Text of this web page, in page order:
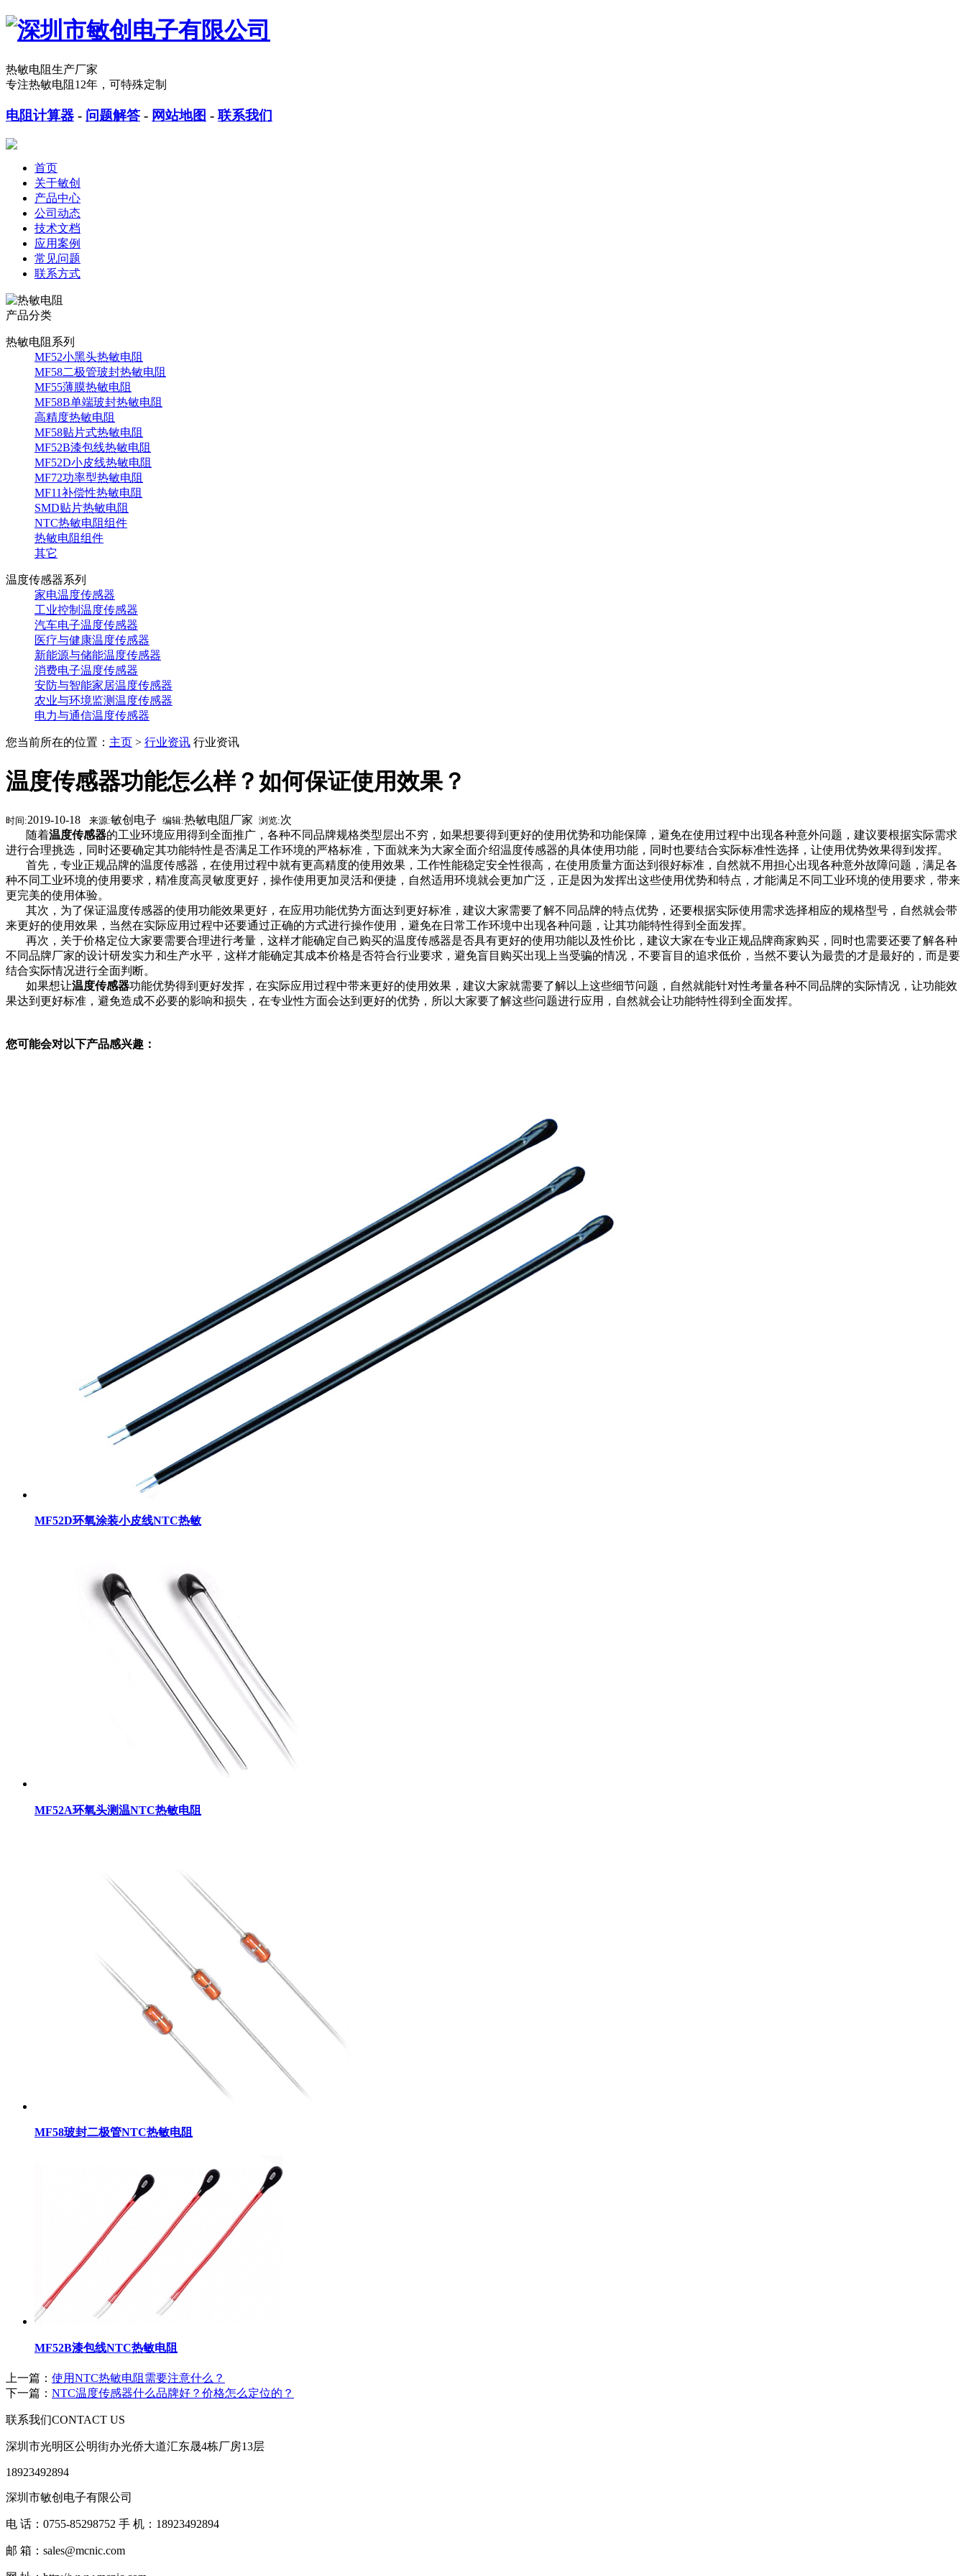
热敏电阻生产厂家
专注热敏电阻12年，可特殊定制
电阻计算器 - 问题解答 - 网站地图 - 联系我们
首页
关于敏创
产品中心
公司动态
技术文档
应用案例
常见问题
联系方式
产品分类
热敏电阻系列
MF52小黑头热敏电阻
MF58二极管玻封热敏电阻
MF55薄膜热敏电阻
MF58B单端玻封热敏电阻
高精度热敏电阻
MF58贴片式热敏电阻
MF52B漆包线热敏电阻
MF52D小皮线热敏电阻
MF72功率型热敏电阻
MF11补偿性热敏电阻
SMD贴片热敏电阻
NTC热敏电阻组件
热敏电阻组件
其它
温度传感器系列
家电温度传感器
工业控制温度传感器
汽车电子温度传感器
医疗与健康温度传感器
新能源与储能温度传感器
消费电子温度传感器
安防与智能家居温度传感器
农业与环境监测温度传感器
电力与通信温度传感器
您当前所在的位置： 主页 > 行业资讯 行业资讯
温度传感器功能怎么样？如何保证使用效果？
时间:2019-10-18 来源:敏创电子 编辑:热敏电阻厂家 浏览:次
随着温度传感器的工业环境应用得到全面推广，各种不同品牌规格类型层出不穷，如果想要得到更好的使用优势和功能保障，避免在使用过程中出现各种意外问题，建议要根据实际需求
进行合理挑选，同时还要确定其功能特性是否满足工作环境的严格标准，下面就来为大家全面介绍温度传感器的具体使用功能，同时也要结合实际标准性选择，让使用优势效果得到发挥。
首先，专业正规品牌的温度传感器，在使用过程中就有更高精度的使用效果，工作性能稳定安全性很高，在使用质量方面达到很好标准，自然就不用担心出现各种意外故障问题，满足各
种不同工业环境的使用要求，精准度高灵敏度更好，操作使用更加灵活和便捷，自然适用环境就会更加广泛，正是因为发挥出这些使用优势和特点，才能满足不同工业环境的使用要求，带来
更完美的使用体验。
其次，为了保证温度传感器的使用功能效果更好，在应用功能优势方面达到更好标准，建议大家需要了解不同品牌的特点优势，还要根据实际使用需求选择相应的规格型号，自然就会带
来更好的使用效果，当然在实际应用过程中还要通过正确的方式进行操作使用，避免在日常工作环境中出现各种问题，让其功能特性得到全面发挥。
再次，关于价格定位大家要需要合理进行考量，这样才能确定自己购买的温度传感器是否具有更好的使用功能以及性价比，建议大家在专业正规品牌商家购买，同时也需要还要了解各种
不同品牌厂家的设计研发实力和生产水平，这样才能确定其成本价格是否符合行业要求，避免盲目购买出现上当受骗的情况，不要盲目的追求低价，当然不要认为最贵的才是最好的，而是要
结合实际情况进行全面判断。
如果想让温度传感器功能优势得到更好发挥，在实际应用过程中带来更好的使用效果，建议大家就需要了解以上这些细节问题，自然就能针对性考量各种不同品牌的实际情况，让功能效
果达到更好标准，避免造成不必要的影响和损失，在专业性方面会达到更好的优势，所以大家要了解这些问题进行应用，自然就会让功能特性得到全面发挥。
您可能会对以下产品感兴趣：
MF52D环氧涂装小皮线NTC热敏
MF52A环氧头测温NTC热敏电阻
MF58玻封二极管NTC热敏电阻
MF52B漆包线NTC热敏电阻
上一篇： 使用NTC热敏电阻需要注意什么？
下一篇： NTC温度传感器什么品牌好？价格怎么定位的？
联系我们CONTACT US
深圳市光明区公明街办光侨大道汇东晟4栋厂房13层
18923492894
深圳市敏创电子有限公司
电 话：0755-85298752 手 机：18923492894
邮 箱：sales@mcnic.com